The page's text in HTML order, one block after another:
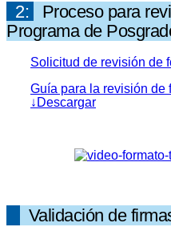
2:
Proceso para
Programa de
Solicitud de revisión de
Guía para la revisión de
↓Descargar
Validación de